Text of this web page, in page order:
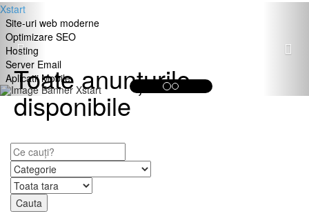
Xstart
Site-uri web moderne
Optimizare SEO
Hosting
Server Email
Aplicatii Mobile
Previous
Toate anunțurile
disponibile
Selectează categoria:
Selectează localitate: